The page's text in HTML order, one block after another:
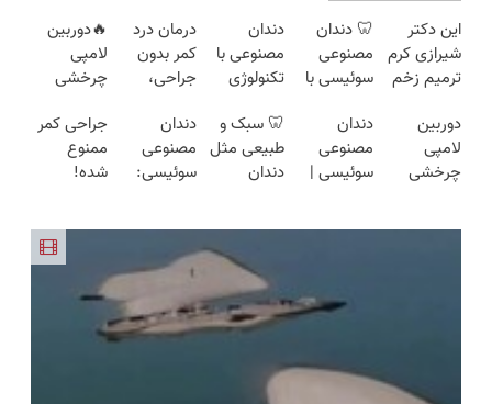
این دکتر
شیرازی کرم
ترمیم زخم
ساخت!!!
🦷 دندان
مصنوعی
سوئیسی با
دیجیتال |
پرداخت در
4 قسط |📍
دندان
مصنوعی با
تکنولوژی
سوئیسی
🇨🇭
درمان درد
کمر بدون
جراحی،
پرسش‌نامه
رو پر کن ▶
🔥دوربین
لامپی
چرخشی
🔥 پرداخت
درب منزل
+ گارانتی
دوربین
لامپی
چرخشی
دندان
مصنوعی
سوئیسی |
رایگان+پرداخت
اقساطی😍
🦷 سبک و
طبیعی مثل
دندان
اقساطی 💳
📍 تهران
دندان
مصنوعی
سوئیسی:
و مقاوم |
پرداخت
قسطی
جراحی کمر
ممنوع
شده!
منزل درمان
((پرسش‌نامه))